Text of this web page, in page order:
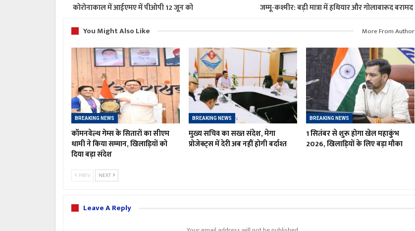
कोरोनाकाल में आईएमए में पीओपी 12 जून को
जम्मू-कश्मीर: बड़ी मात्रा में हथियार और गोलाबारूद बरामद
You Might Also Like
More From Author
BREAKING NEWS
कॉमनवेल्थ गेम्स के सितारों का सीएम
धामी ने किया सम्मान, खिलाड़ियों को
दिया बड़ा संदेश
BREAKING NEWS
मुख्य सचिव का सख्त संदेश, मेगा
प्रोजेक्ट्स में देरी अब नहीं होगी बर्दाश्त
BREAKING NEWS
1 सितंबर से शुरू होगा खेल महाकुंभ
2026, खिलाड़ियों के लिए बड़ा मौका
PREV NEXT
Leave A Reply